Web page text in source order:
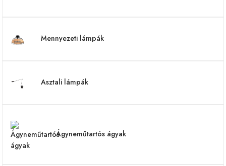
Mennyezeti lámpák
Asztali lámpák
Ágyneműtartós ágyak